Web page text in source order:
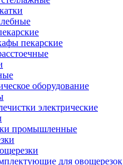
пекарские
оборудование
электрические
промышленные
для овощерезок